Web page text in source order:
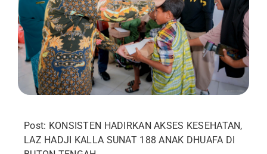
Post: KONSISTEN HADIRKAN AKSES KESEHATAN,
LAZ HADJI KALLA SUNAT 188 ANAK DHUAFA DI